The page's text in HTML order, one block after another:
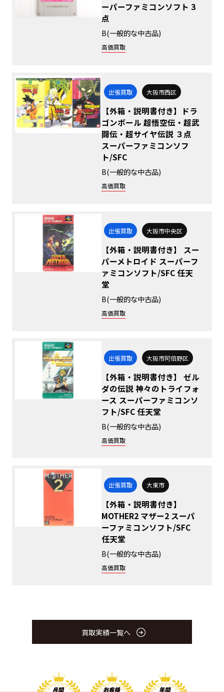
ーパーファミコンソフト 3
点
B(一般的な中古品)
高価買取
出張買取 大阪市西区
【外箱・説明書付き】ドラ
ゴンボール 超悟空伝・超武
闘伝・超サイヤ伝説 ３点
スーパーファミコンソフ
ト/SFC
B(一般的な中古品)
高価買取
出張買取 大阪市中央区
【外箱・説明書付き】 スー
パーメトロイド スーパーフ
ァミコンソフト/SFC 任天
堂
B(一般的な中古品)
高価買取
出張買取 大阪市阿倍野区
【外箱・説明書付き】 ゼル
ダの伝説 神々のトライフォ
ース スーパーファミコンソ
フト/SFC 任天堂
B(一般的な中古品)
高価買取
出張買取 大東市
【外箱・説明書付き】
MOTHER2 マザー2 スーパ
ーファミコンソフト/SFC
任天堂
B(一般的な中古品)
高価買取
買取実績一覧へ